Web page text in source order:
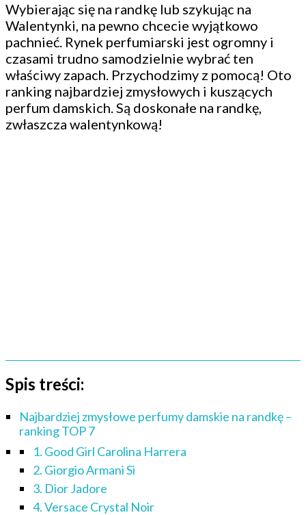
Wybierając się na randkę lub szykując na
Walentynki, na pewno chcecie wyjątkowo
pachnieć. Rynek perfumiarski jest ogromny i
czasami trudno samodzielnie wybrać ten
właściwy zapach. Przychodzimy z pomocą! Oto
ranking najbardziej zmysłowych i kuszących
perfum damskich. Są doskonałe na randkę,
zwłaszcza walentynkową!
Spis treści:
Najbardziej zmysłowe perfumy damskie na randkę –
ranking TOP 7
1. Good Girl Carolina Harrera
2. Giorgio Armani Si
3. Dior Jadore
4. Versace Crystal Noir